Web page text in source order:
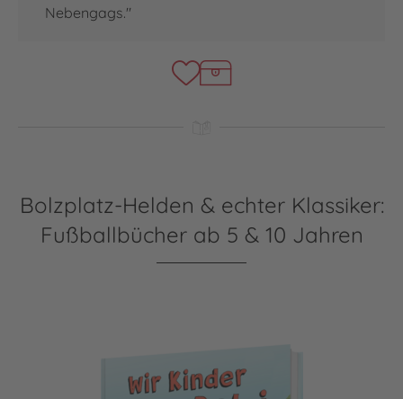
Nebengags."
Bolzplatz-Helden & echter Klassiker:
Fußballbücher ab 5 & 10 Jahren